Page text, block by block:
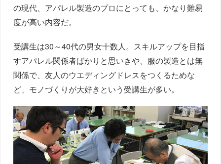
の現代、アパレル製造のプロにとっても、かなり難易
度が高い内容だ。
受講生は30～40代の男女十数人。スキルアップを目指
すアパレル関係者ばかりと思いきや、服の製造とは無
関係で、友人のウエディングドレスをつくるためな
ど、モノづくりが大好きという受講生が多い。